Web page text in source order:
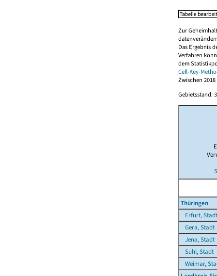
Zur
Das Ergebnis
Verfahren
dem
Cell-Key-
Zwischen
Gebietsstand:
Thüringen
Erfurt, Stadt
Gera, Stadt
Jena, Stadt
Suhl, Stadt
Weimar,